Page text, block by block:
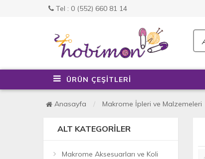
Tel : 0 (552) 660 81 14
ÜRÜN ÇEŞİTLERİ
Anasayfa Makrome İpleri ve Malzemeleri
ALT KATEGORILER
Makrome Aksesuarları ve Koli